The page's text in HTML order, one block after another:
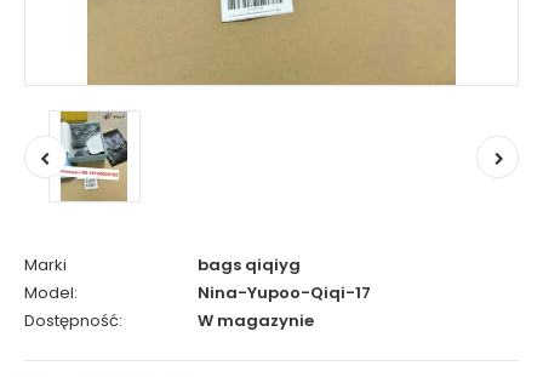
Marki
bags qiqiyg
Model:
Nina-Yupoo-Qiqi-17
Dostępność:
W magazynie